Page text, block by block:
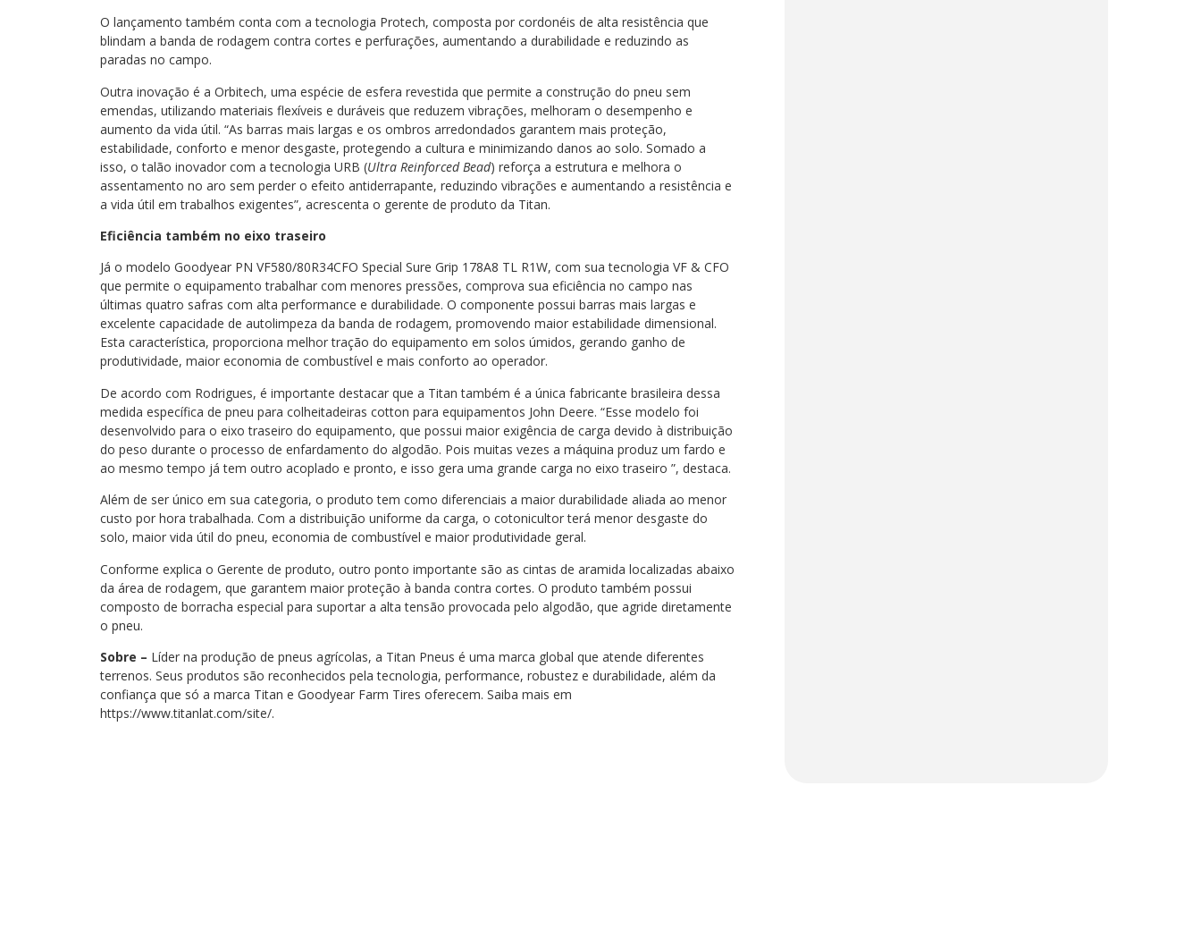
O lançamento também conta com a tecnologia Protech, composta por cordonéis de alta resistência que
blindam a banda de rodagem contra cortes e perfurações, aumentando a durabilidade e reduzindo as
paradas no campo.
Outra inovação é a Orbitech, uma espécie de esfera revestida que permite a construção do pneu sem
emendas, utilizando materiais flexíveis e duráveis que reduzem vibrações, melhoram o desempenho e
aumento da vida útil. “As barras mais largas e os ombros arredondados garantem mais proteção,
estabilidade, conforto e menor desgaste, protegendo a cultura e minimizando danos ao solo. Somado a
isso, o talão inovador com a tecnologia URB (Ultra Reinforced Bead) reforça a estrutura e melhora o
assentamento no aro sem perder o efeito antiderrapante, reduzindo vibrações e aumentando a resistência e
a vida útil em trabalhos exigentes”, acrescenta o gerente de produto da Titan.
Eficiência também no eixo traseiro
Já o modelo Goodyear PN VF580/80R34CFO Special Sure Grip 178A8 TL R1W, com sua tecnologia VF & CFO
que permite o equipamento trabalhar com menores pressões, comprova sua eficiência no campo nas
últimas quatro safras com alta performance e durabilidade. O componente possui barras mais largas e
excelente capacidade de autolimpeza da banda de rodagem, promovendo maior estabilidade dimensional.
Esta característica, proporciona melhor tração do equipamento em solos úmidos, gerando ganho de
produtividade, maior economia de combustível e mais conforto ao operador.
De acordo com Rodrigues, é importante destacar que a Titan também é a única fabricante brasileira dessa
medida específica de pneu para colheitadeiras cotton para equipamentos John Deere. “Esse modelo foi
desenvolvido para o eixo traseiro do equipamento, que possui maior exigência de carga devido à distribuição
do peso durante o processo de enfardamento do algodão. Pois muitas vezes a máquina produz um fardo e
ao mesmo tempo já tem outro acoplado e pronto, e isso gera uma grande carga no eixo traseiro ”, destaca.
Além de ser único em sua categoria, o produto tem como diferenciais a maior durabilidade aliada ao menor
custo por hora trabalhada. Com a distribuição uniforme da carga, o cotonicultor terá menor desgaste do
solo, maior vida útil do pneu, economia de combustível e maior produtividade geral.
Conforme explica o Gerente de produto, outro ponto importante são as cintas de aramida localizadas abaixo
da área de rodagem, que garantem maior proteção à banda contra cortes. O produto também possui
composto de borracha especial para suportar a alta tensão provocada pelo algodão, que agride diretamente
o pneu.
Sobre – Líder na produção de pneus agrícolas, a Titan Pneus é uma marca global que atende diferentes
terrenos. Seus produtos são reconhecidos pela tecnologia, performance, robustez e durabilidade, além da
confiança que só a marca Titan e Goodyear Farm Tires oferecem. Saiba mais em
https://www.titanlat.com/site/.